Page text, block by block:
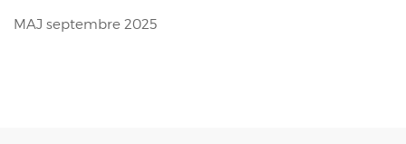
MAJ septembre 2025